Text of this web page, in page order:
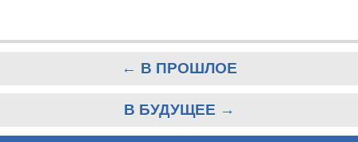
← В ПРОШЛОЕ
В БУДУЩЕЕ →